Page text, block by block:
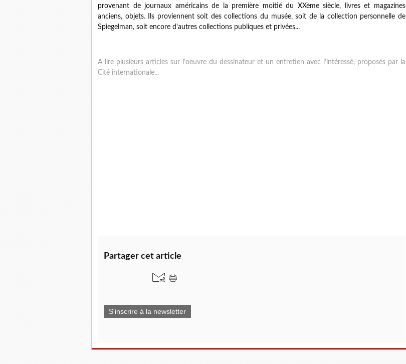
provenant de journaux américains de la première moitié du XXème siècle, livres et magazines
anciens, objets. Ils proviennent soit des collections du musée, soit de la collection personnelle de
Spiegelman, soit encore d'autres collections publiques et privées...
A lire plusieurs articles sur l'oeuvre du dessinateur et un entretien avec l'intéressé, proposés par la
Cité internationale...
Partager cet article
S'inscrire à la newsletter